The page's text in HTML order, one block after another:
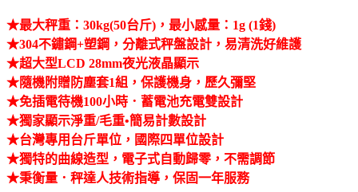
★最大秤重：30kg(50台斤)，最小感量：1g (1錢)
★304不鏽鋼+塑鋼，分離式秤盤設計，易清洗好維護
★超大型LCD 28mm夜光液晶顯示
★隨機附贈防塵套1組，保護機身，歷久彌堅
★免插電待機100小時．蓄電池充電雙設計
★獨家顯示淨重/毛重•簡易計數設計
★台灣專用台斤單位，國際四單位設計
★獨特的曲線造型，電子式自動歸零，不需調節
★秉衡量．秤達人技術指導，保固一年服務